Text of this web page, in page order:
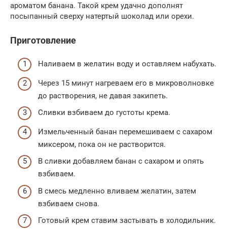
ароматом банана. Такой крем удачно дополнят
посыпанный сверху натертый шоколад или орехи.
Приготовление
Наливаем в желатин воду и оставляем набухать.
Через 15 минут нагреваем его в микроволновке
до растворения, не давая закипеть.
Сливки взбиваем до густоты крема.
Измельченный банан перемешиваем с сахаром
миксером, пока он не растворится.
В сливки добавляем банан с сахаром и опять
взбиваем.
В смесь медленно вливаем желатин, затем
взбиваем снова.
Готовый крем ставим застывать в холодильник.